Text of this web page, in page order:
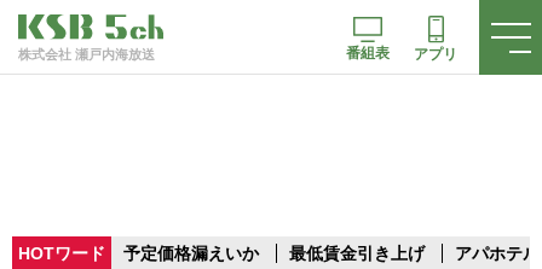
株式会社 瀬戸内海放送 番組表 アプリ
HOTワード 予定価格漏えいか 最低賃金引き上げ アパホテル